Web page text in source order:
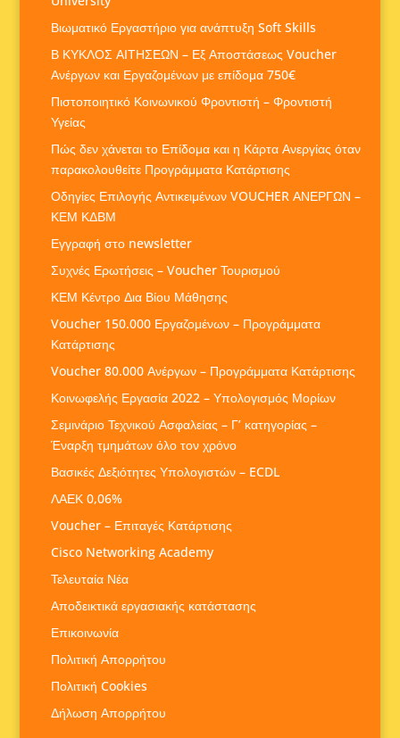
Βιωματικό Εργαστήριο για ανάπτυξη Soft Skills
Β ΚΥΚΛΟΣ ΑΙΤΗΣΕΩΝ – Εξ Αποστάσεως Voucher
Ανέργων και Εργαζομένων με επίδομα 750€
Πιστοποιητικό Κοινωνικού Φροντιστή – Φροντιστή
Υγείας
Πώς δεν χάνεται το Επίδομα και η Κάρτα Ανεργίας όταν
παρακολουθείτε Προγράμματα Κατάρτισης
Οδηγίες Επιλογής Αντικειμένων VOUCHER ΑΝΕΡΓΩΝ –
ΚΕΜ ΚΔΒΜ
Εγγραφή στο newsletter
Συχνές Ερωτήσεις – Voucher Τουρισμού
ΚΕΜ Κέντρο Δια Βίου Μάθησης
Voucher 150.000 Εργαζομένων – Προγράμματα
Κατάρτισης
Voucher 80.000 Ανέργων – Προγράμματα Κατάρτισης
Κοινωφελής Εργασία 2022 – Υπολογισμός Μορίων
Σεμινάριο Τεχνικού Ασφαλείας – Γ’ κατηγορίας –
Έναρξη τμημάτων όλο τον χρόνο
Βασικές Δεξιότητες Υπολογιστών – ECDL
ΛΑΕΚ 0,06%
Voucher – Επιταγές Κατάρτισης
Cisco Networking Academy
Τελευταία Νέα
Αποδεικτικά εργασιακής κατάστασης
Επικοινωνία
Πολιτική Απορρήτου
Πολιτική Cookies
Δήλωση Απορρήτου